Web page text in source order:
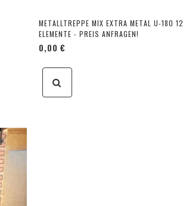
METALLTREPPE MIX EXTRA METAL U-180 12
ELEMENTE - PREIS ANFRAGEN!
0,00 €